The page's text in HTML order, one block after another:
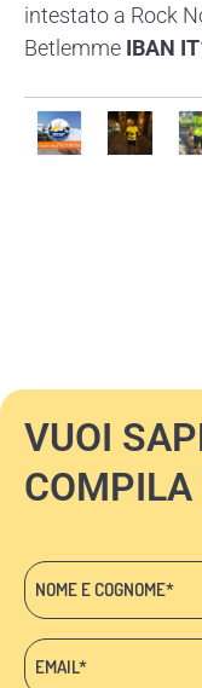
intestato a Rock
Betlemme IBAN
VUOI
COMPILA
Nome
e
cognome
Email: